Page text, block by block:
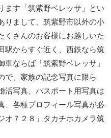
ます「筑紫野ベレッサ」とい
りまして、筑紫野市以外の小
くさんのお客様にお越しいた
駅からすぐ近く、西鉄なら筑
ならば「筑紫野ベレッサ」
で、家族の記念写真に限ら
活写真、パスポート用写真は
、各種プロフィール写真が必
オ７２８」タカチホカメラ筑